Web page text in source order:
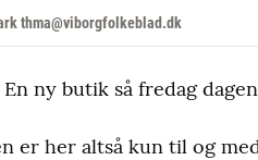
thma@viborgfolkeblad.dk
ny butik så fredag
er her altså kun til og